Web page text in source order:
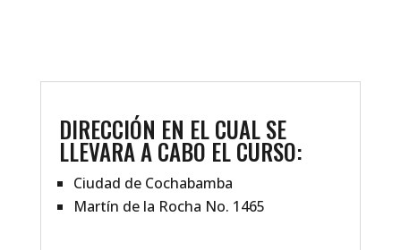
DIRECCIÓN EN EL CUAL SE
LLEVARA A CABO EL CURSO:
Ciudad de Cochabamba
Martín de la Rocha No. 1465